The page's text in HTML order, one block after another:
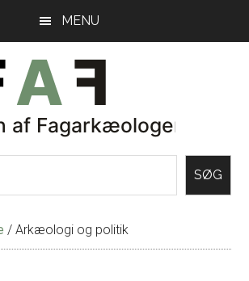
MENU
SØG
/ Arkæologi og politik